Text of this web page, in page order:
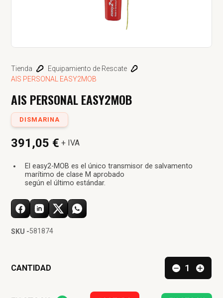
Tienda
Equipamiento de Rescate
AIS PERSONAL EASY2MOB
AIS PERSONAL EASY2MOB
DISMARINA
391,05 € + IVA
El easy2-MOB es el único transmisor de salvamento
marítimo de clase M aprobado
según el último estándar.
SKU -581874
CANTIDAD